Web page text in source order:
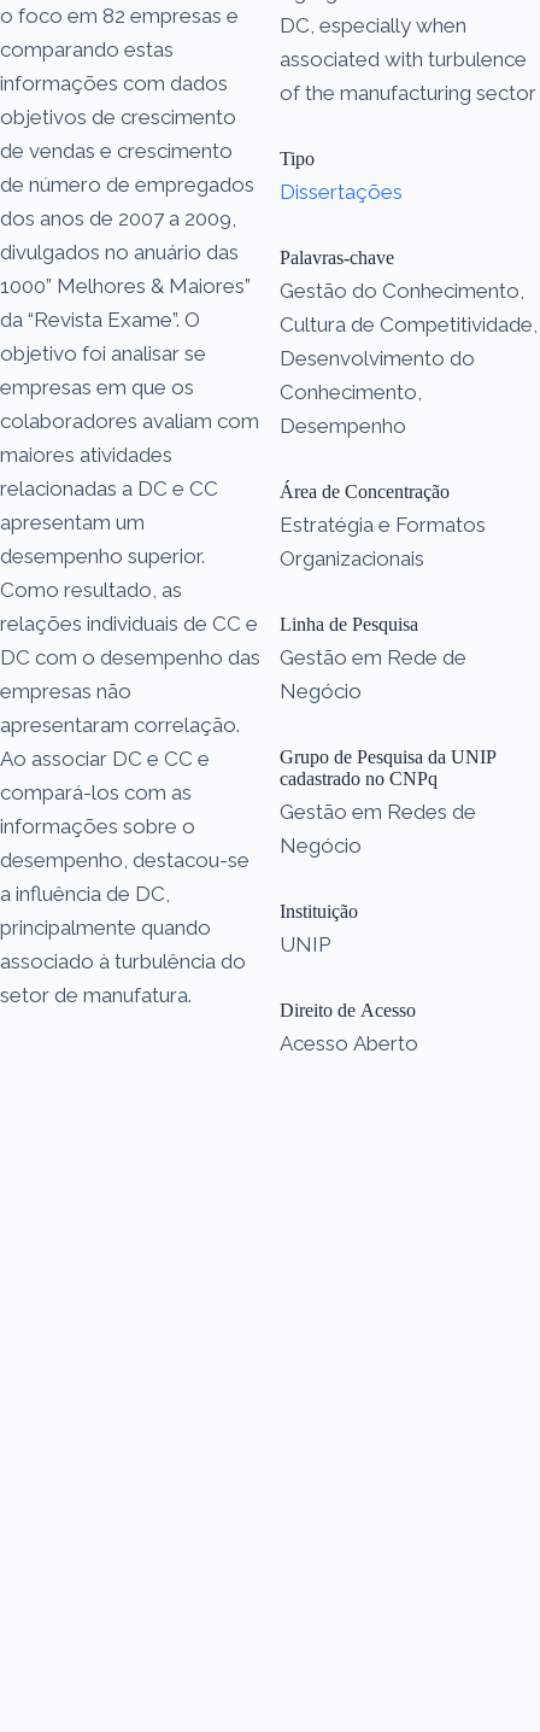
o foco em 82 empresas e
comparando estas
informações com dados
objetivos de crescimento
de vendas e crescimento
de número de empregados
dos anos de 2007 a 2009,
divulgados no anuário das
1000” Melhores & Maiores”
da “Revista Exame”. O
objetivo foi analisar se
empresas em que os
colaboradores avaliam com
maiores atividades
relacionadas a DC e CC
apresentam um
desempenho superior.
Como resultado, as
relações individuais de CC e
DC com o desempenho das
empresas não
apresentaram correlação.
Ao associar DC e CC e
compará-los com as
informações sobre o
desempenho, destacou-se
a influência de DC,
principalmente quando
associado à turbulência do
setor de manufatura.
DC, especially when
associated with turbulence
of the manufacturing sector
Tipo
Dissertações
Palavras-chave
Gestão do Conhecimento,
Cultura de Competitividade,
Desenvolvimento do
Conhecimento,
Desempenho
Área de Concentração
Estratégia e Formatos
Organizacionais
Linha de Pesquisa
Gestão em Rede de
Negócio
Grupo de Pesquisa da UNIP
cadastrado no CNPq
Gestão em Redes de
Negócio
Instituição
UNIP
Direito de Acesso
Acesso Aberto